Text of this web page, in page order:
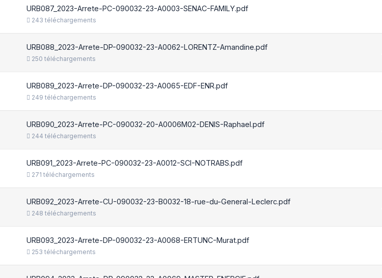
URB087_2023-Arrete-PC-090032-23-A0003-SENAC-FAMILY.pdf
243 téléchargements
URB088_2023-Arrete-DP-090032-23-A0062-LORENTZ-Amandine.pdf
250 téléchargements
URB089_2023-Arrete-DP-090032-23-A0065-EDF-ENR.pdf
249 téléchargements
URB090_2023-Arrete-PC-090032-20-A0006M02-DENIS-Raphael.pdf
244 téléchargements
URB091_2023-Arrete-PC-090032-23-A0012-SCI-NOTRABS.pdf
271 téléchargements
URB092_2023-Arrete-CU-090032-23-B0032-18-rue-du-General-Leclerc.pdf
248 téléchargements
URB093_2023-Arrete-DP-090032-23-A0068-ERTUNC-Murat.pdf
253 téléchargements